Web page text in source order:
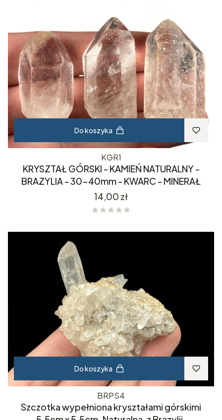
Do koszyka
KGR1
KRYSZTAŁ GÓRSKI - KAMIEŃ NATURALNY -
BRAZYLIA - 30-40mm - KWARC - MINERAŁ
Cena
14,00 zł
Do koszyka
BRPS4
Szczotka wypełniona kryształami górskimi